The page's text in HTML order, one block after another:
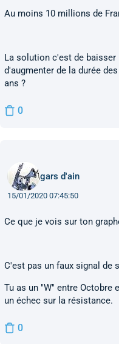
Au moins 10 millions de
La solution c'est de baisser
d'augmenter de la durée
ans ?
0
gars d'ain
15/01/2020 07:45:50
Ce que je vois sur ton
C'est pas un faux signal de
Tu as un "W" entre Octobre
un échec sur la résistance.
0